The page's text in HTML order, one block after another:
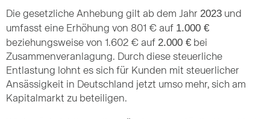
Die gesetzliche Anhebung gilt ab dem Jahr 2023 und
umfasst eine Erhöhung von 801 € auf 1.000 €
beziehungsweise von 1.602 € auf 2.000 € bei
Zusammenveranlagung. Durch diese steuerliche
Entlastung lohnt es sich für Kunden mit steuerlicher
Ansässigkeit in Deutschland jetzt umso mehr, sich am
Kapitalmarkt zu beteiligen.